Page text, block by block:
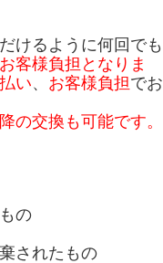
けるように何回でも
客様負担となりま
い、 お客様負担でお
の交換も可能です。
の
されたもの